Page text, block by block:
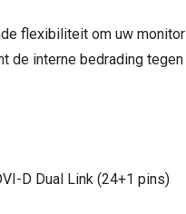
flexibiliteit om uw
de interne bedrading
D Dual Link (24+1 pins)